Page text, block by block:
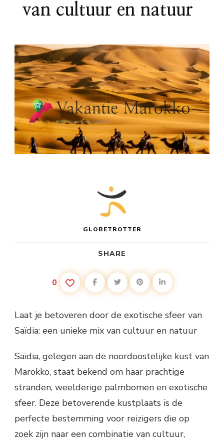
van cultuur en natuur
GLOBETROTTER
SHARE
0
Laat je betoveren door de exotische sfeer van
Saïdia: een unieke mix van cultuur en natuur
Saïdia, gelegen aan de noordoostelijke kust van
Marokko, staat bekend om haar prachtige
stranden, weelderige palmbomen en exotische
sfeer. Deze betoverende kustplaats is de
perfecte bestemming voor reizigers die op
zoek zijn naar een combinatie van cultuur,